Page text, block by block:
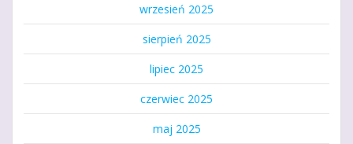
wrzesień 2025
sierpień 2025
lipiec 2025
czerwiec 2025
maj 2025